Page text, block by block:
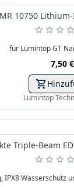
10750
für Lumintop GT
7,50 €
Lumintop
Triple-Beam
IPX8 Wasserschutz